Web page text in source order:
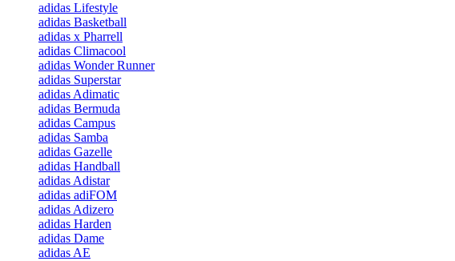
adidas Lifestyle
adidas Basketball
adidas x Pharrell
adidas Climacool
adidas Wonder Runner
adidas Superstar
adidas Adimatic
adidas Bermuda
adidas Campus
adidas Samba
adidas Gazelle
adidas Handball
adidas Adistar
adidas adiFOM
adidas Adizero
adidas Harden
adidas Dame
adidas AE